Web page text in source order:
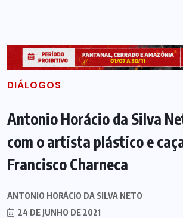
DIÁLOGOS
Antonio Horácio da Silva
com o artista plástico e
Francisco Charneca
ANTONIO HORÁCIO DA SILVA NETO
24 DE JUNHO DE 2021